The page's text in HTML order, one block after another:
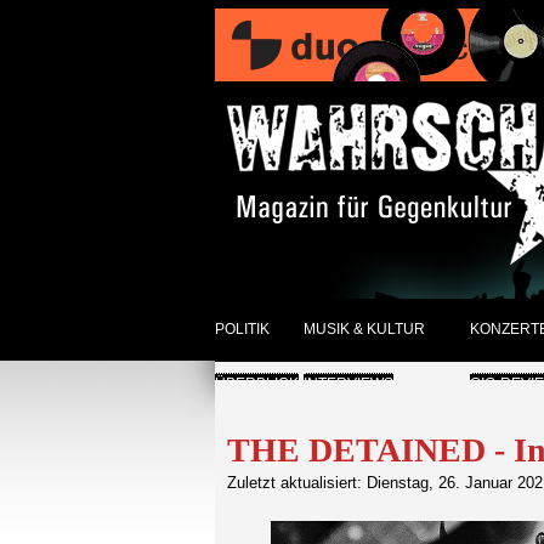
POLITIK
ÜBERBLICK
MUSIK & KULTUR
INTERVIEWS
SONSTIGES
ÜBERBLICK
GIG-
THE DETAINED -
Zuletzt aktualisiert: Dienstag, 26. Januar